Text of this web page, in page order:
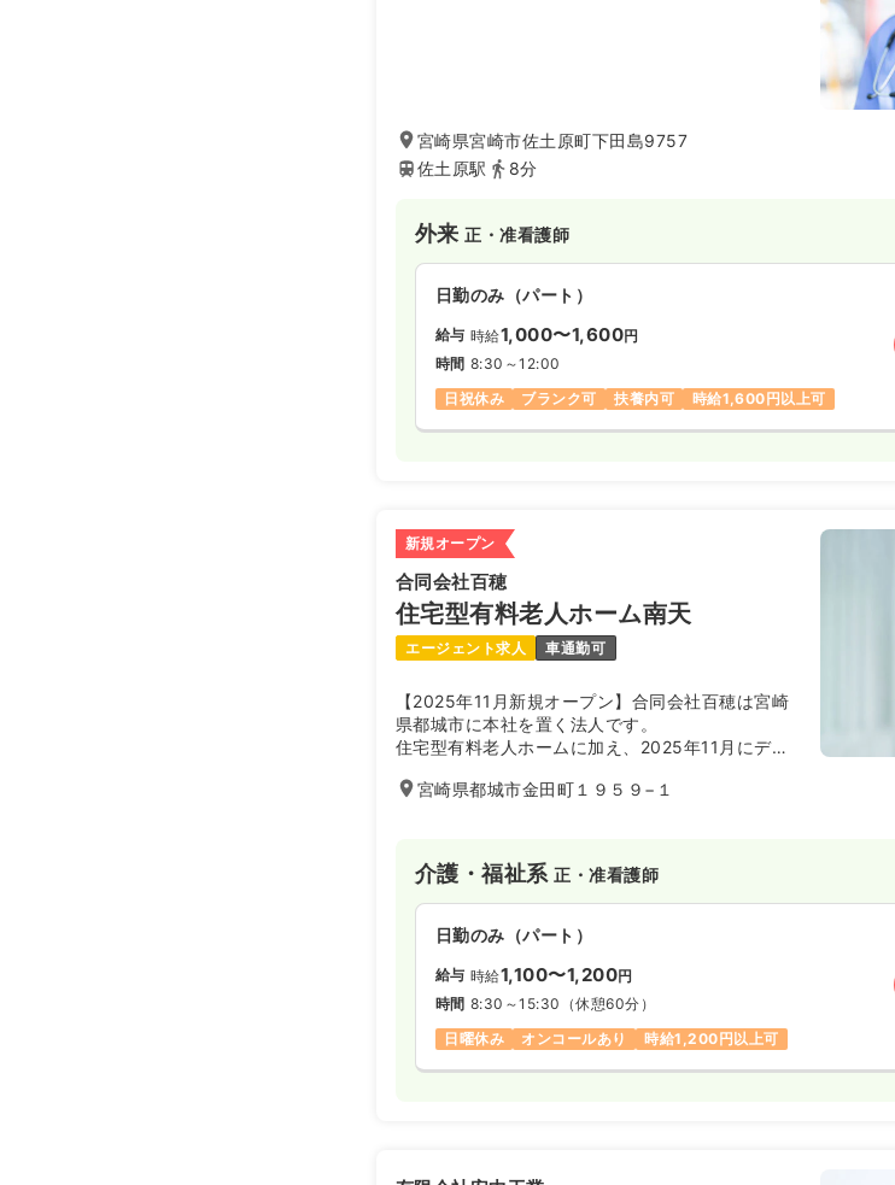
宮崎県宮崎市佐土原町下田島9757
佐土原駅
8分
外来正・准看護師
日勤のみ（パート）
給与 時給1,000〜1,600円
時間 8:30～12:00
日祝休み
ブランク可 扶養内可 時給1,600円以上可
新規オープン
合同会社百穂
住宅型有料老人ホーム南天
エージェント求人 車通勤可
【2025年11月新規オープン】合同会社百穂は宮崎
県都城市に本社を置く法人です。
住宅型有料老人ホームに加え、2025年11月にデイ
宮崎県都城市金田町１９５９−１
介護・福祉系正・准看護師
日勤のみ（パート）
給与 時給1,100〜1,200円
時間 8:30～15:30 （休憩60分）
日曜休み
オンコールあり 時給1,200円以上可